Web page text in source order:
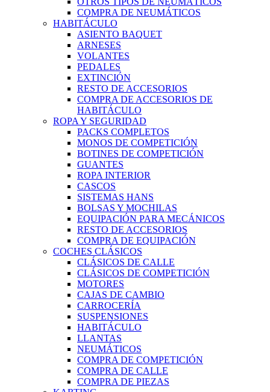
COMPRA DE NEUMÁTICOS
HABITÁCULO
ASIENTO BAQUET
ARNESES
VOLANTES
PEDALES
EXTINCIÓN
RESTO DE ACCESORIOS
COMPRA DE ACCESORIOS DE
HABITÁCULO
ROPA Y SEGURIDAD
PACKS COMPLETOS
MONOS DE COMPETICIÓN
BOTINES DE COMPETICIÓN
GUANTES
ROPA INTERIOR
CASCOS
SISTEMAS HANS
BOLSAS Y MOCHILAS
EQUIPACIÓN PARA MECÁNICOS
RESTO DE ACCESORIOS
COMPRA DE EQUIPACIÓN
COCHES CLÁSICOS
CLÁSICOS DE CALLE
CLÁSICOS DE COMPETICIÓN
MOTORES
CAJAS DE CAMBIO
CARROCERÍA
SUSPENSIONES
HABITÁCULO
LLANTAS
NEUMÁTICOS
COMPRA DE COMPETICIÓN
COMPRA DE CALLE
COMPRA DE PIEZAS